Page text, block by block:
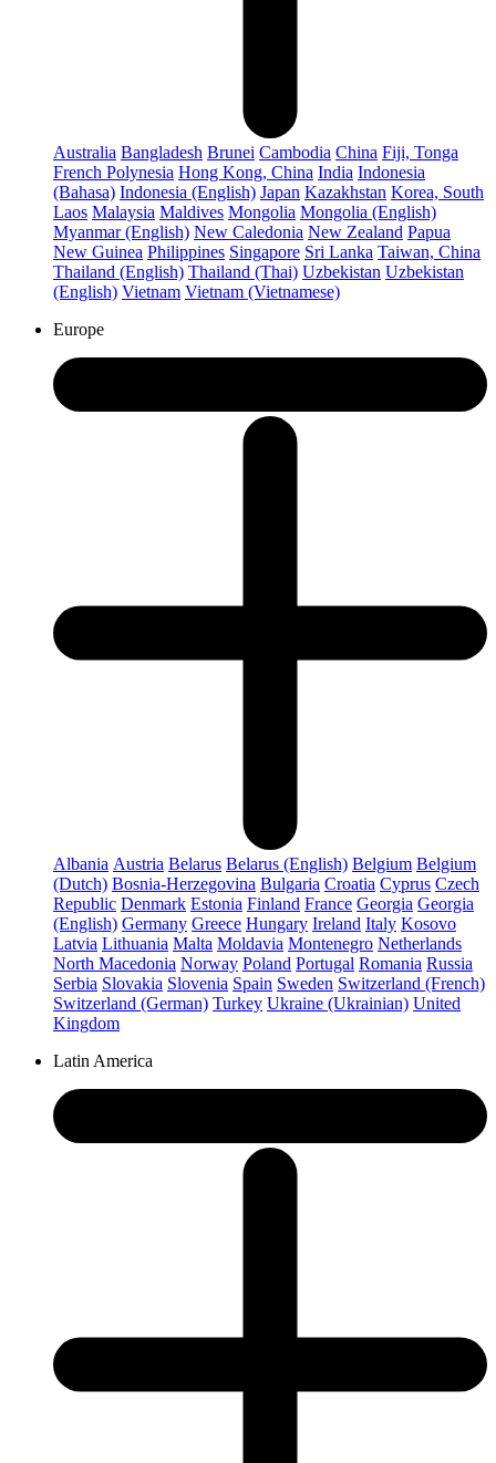
Australia Bangladesh Brunei Cambodia China Fiji, Tonga
French Polynesia Hong Kong, China India Indonesia
(Bahasa) Indonesia (English) Japan Kazakhstan Korea, South
Laos Malaysia Maldives Mongolia Mongolia (English)
Myanmar (English) New Caledonia New Zealand Papua
New Guinea Philippines Singapore Sri Lanka Taiwan, China
Thailand (English) Thailand (Thai) Uzbekistan Uzbekistan
(English) Vietnam Vietnam (Vietnamese)
Europe
Albania Austria Belarus Belarus (English) Belgium Belgium
(Dutch) Bosnia-Herzegovina Bulgaria Croatia Cyprus Czech
Republic Denmark Estonia Finland France Georgia Georgia
(English) Germany Greece Hungary Ireland Italy Kosovo
Latvia Lithuania Malta Moldavia Montenegro Netherlands
North Macedonia Norway Poland Portugal Romania Russia
Serbia Slovakia Slovenia Spain Sweden Switzerland (French)
Switzerland (German) Turkey Ukraine (Ukrainian) United
Kingdom
Latin America